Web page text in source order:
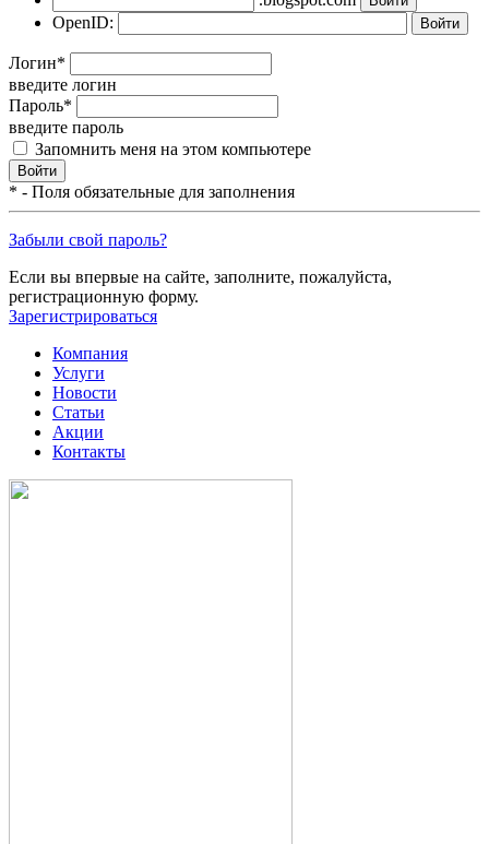
OpenID:
Логин*
введите логин
Пароль*
введите пароль
Запомнить меня на этом компьютере
* - Поля обязательные для заполнения
Забыли свой пароль?
Если вы впервые на сайте, заполните, пожалуйста,
регистрационную форму.
Зарегистрироваться
Компания
Услуги
Новости
Статьи
Акции
Контакты